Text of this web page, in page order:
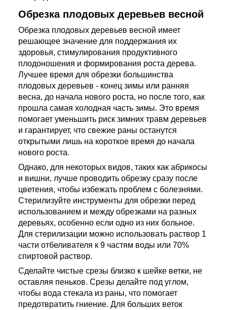
Обрезка плодовых деревьев весной
Обрезка плодовых деревьев весной имеет
решающее значение для поддержания их
здоровья, стимулирования продуктивного
плодоношения и формирования роста дерева.
Лучшее время для обрезки большинства
плодовых деревьев - конец зимы или ранняя
весна, до начала нового роста, но после того, как
прошла самая холодная часть зимы. Это время
помогает уменьшить риск зимних травм деревьев
и гарантирует, что свежие раны останутся
открытыми лишь на короткое время до начала
нового роста.
Однако, для некоторых видов, таких как абрикосы
и вишни, лучше проводить обрезку сразу после
цветения, чтобы избежать проблем с болезнями.
Стерилизуйте инструменты для обрезки перед
использованием и между обрезками на разных
деревьях, особенно если одно из них больное.
Для стерилизации можно использовать раствор 1
части отбеливателя к 9 частям воды или 70%
спиртовой раствор.
Сделайте чистые срезы близко к шейке ветки, не
оставляя пеньков. Срезы делайте под углом,
чтобы вода стекала из раны, что помогает
предотвратить гниение. Для больших веток